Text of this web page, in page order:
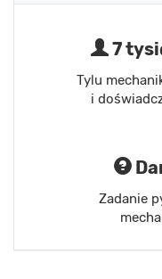
7
Tylu
i
Zadanie